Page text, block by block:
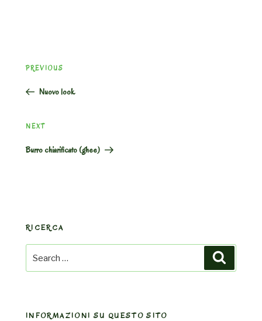
navigation
Previous
PREVIOUS
Nuovo look
Next
NEXT
Burro chiarificato (ghee)
RICERCA
Search
for:
INFORMAZIONI SU QUESTO SITO